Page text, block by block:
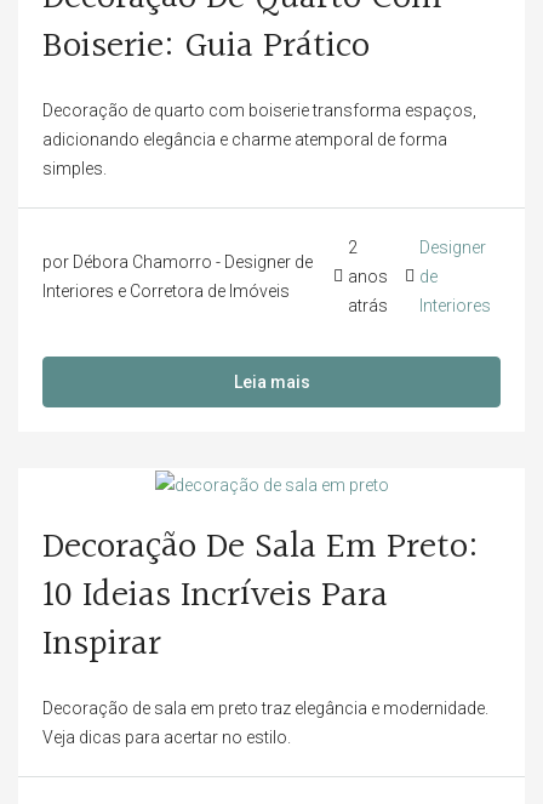
Boiserie: Guia Prático
Decoração de quarto com boiserie transforma espaços,
adicionando elegância e charme atemporal de forma
simples.
por Débora Chamorro - Designer de
Interiores e Corretora de Imóveis
2
anos
atrás
Designer
de
Interiores
Leia mais
Decoração De Sala Em Preto:
10 Ideias Incríveis Para
Inspirar
Decoração de sala em preto traz elegância e modernidade.
Veja dicas para acertar no estilo.